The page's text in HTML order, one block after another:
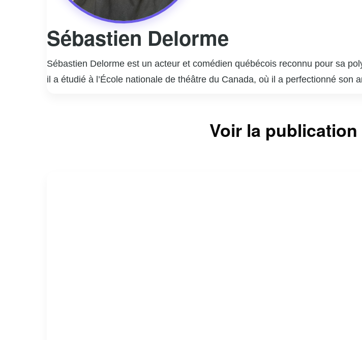
Sébastien Delorme
Sébastien Delorme est un acteur et comédien québécois reconnu pour sa
il a étudié à l’École nationale de théâtre du Canada, où il a perfectionné son
interprétation nuancée et authentique de personnages complexes lui a valu
Voir la